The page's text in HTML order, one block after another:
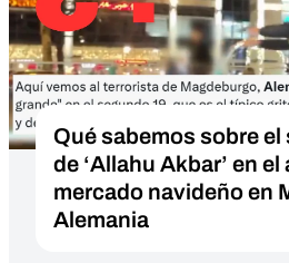
Qué sabemos sobre
de ‘Allahu Akbar’ en
mercado navideño en
Alemania